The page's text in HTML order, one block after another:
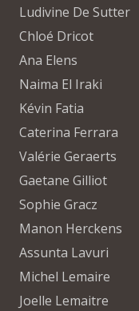
Ludivine De Sutter
Chloé Dricot
Ana Elens
Naima El Iraki
Kévin Fatia
Caterina Ferrara
Valérie Geraerts
Gaetane Gilliot
Sophie Gracz
Manon Herckens
Assunta Lavuri
Michel Lemaire
Joelle Lemaitre